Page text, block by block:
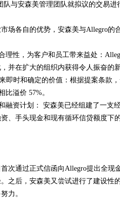
队与安森美管理团队就拟议的交易
场各自的优势，安森美与Allegro的
，为客户和员工带来益处：
并在扩大的组织内获得令人振奋的
和确定的价值：根据提案条款，
比溢价 57%。
计划： 安森美已经组建了一支经
、手头现金和现有循环信贷额度下
次通过正式信函向Allegro提出全
之后，安森美又尝试进行了建设性
力。